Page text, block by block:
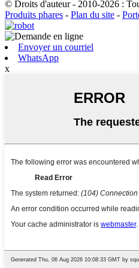
© Droits d'auteur - 2010-2026 :
Produits phares - Plan du site -
Envoyer un courriel
WhatsApp
x